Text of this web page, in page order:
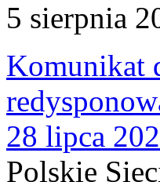
5 sierpnia
Komunikat
28 lipca
Polskie